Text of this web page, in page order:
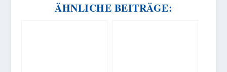
ÄHNLICHE BEITRÄGE: